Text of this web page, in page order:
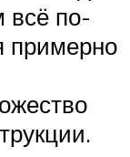
всё по-
примерно